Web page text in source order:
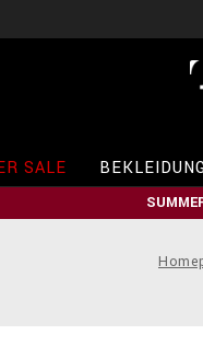
SALE